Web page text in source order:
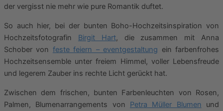
der vergisst nie mehr wie pure Romantik duftet.
So auch hier, bei der bunten Boho-Hochzeitsinspiration von
Hochzeitsfotografin Birgit Hart, die zusammen mit Anna
Schober von feste feiern – eventgestaltung ein farbenfrohes
Hochzeitsensemble unter freiem Himmel, voller Lebensfreude
und legerem Zauber ins rechte Licht gerückt hat.
Zwischen dem frischen, bunten Farbenleuchten von Rosen,
Palmen, Blumenarrangements von Petra Müller Blumen und